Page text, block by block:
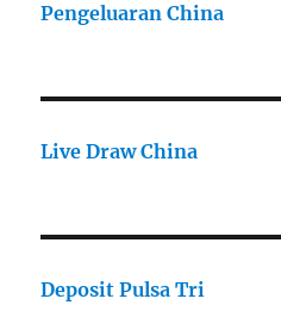
Pengeluaran China
Live Draw China
Deposit Pulsa Tri